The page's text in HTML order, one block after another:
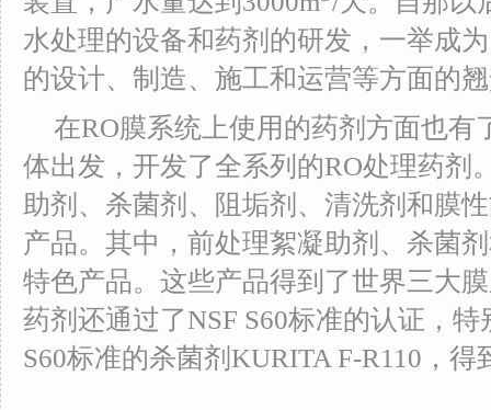
水处理的设备和药剂的研发，一举成
的设计、制造、施工和运营等方面的
在RO膜系统上使用的药剂方面也有
体出发，开发了全系列的RO处理药剂
助剂、杀菌剂、阻垢剂、清洗剂和膜
产品。其中，前处理絮凝助剂、杀菌
特色产品。这些产品得到了世界三大
药剂还通过了NSF S60标准的认证，
S60标准的杀菌剂KURITA F-R110，